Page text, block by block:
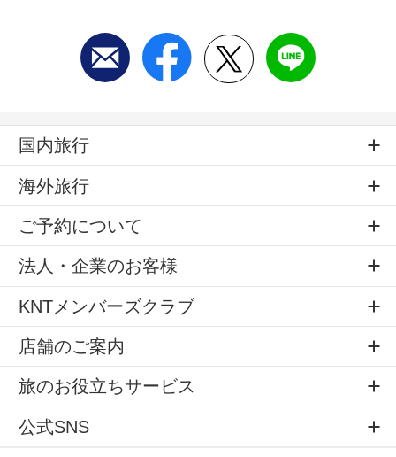
国内旅行
海外旅行
ご予約について
法人・企業のお客様
KNTメンバーズクラブ
店舗のご案内
旅のお役立ちサービス
公式SNS